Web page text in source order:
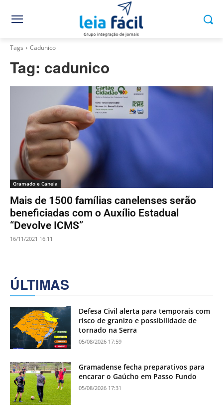
Tags Cadunico
Tag: cadunico
Gramado e Canela
Mais de 1500 famílias canelenses serão
beneficiadas com o Auxílio Estadual
“Devolve ICMS”
16/11/2021 16:11
ÚLTIMAS
Defesa Civil alerta para temporais com
risco de granizo e possibilidade de
tornado na Serra
05/08/2026 17:59
Gramadense fecha preparativos para
encarar o Gaúcho em Passo Fundo
05/08/2026 17:31